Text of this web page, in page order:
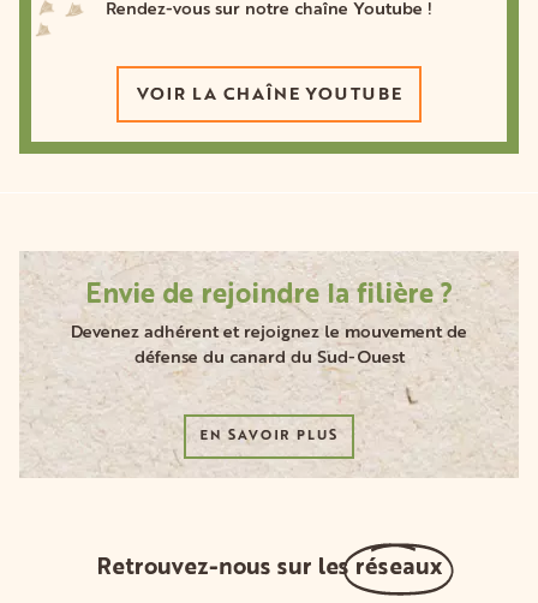
Rendez-vous sur notre chaîne Youtube !
VOIR LA CHAÎNE YOUTUBE
Envie de rejoindre la filière ?
Devenez adhérent et rejoignez le mouvement de
défense du canard du Sud-Ouest
EN SAVOIR PLUS
Retrouvez-nous sur les réseaux